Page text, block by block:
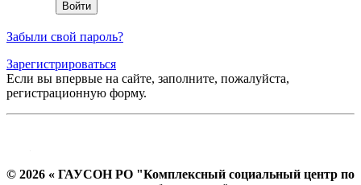
Забыли свой пароль?
Зарегистрироваться
Если вы впервые на сайте, заполните, пожалуйста,
регистрационную форму.
© 2026 « ГАУСОН РО "Комплексный социальный центр по